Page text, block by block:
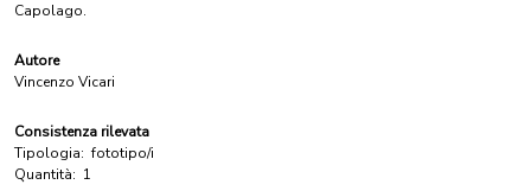
Capolago.
Autore
Vincenzo Vicari
Consistenza rilevata
Tipologia: fototipo/i
Quantità: 1